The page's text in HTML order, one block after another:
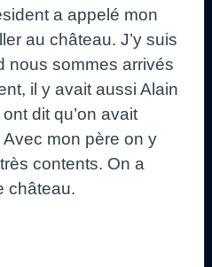
a appelé mon
au château. J’y suis
nous sommes arrivés
il y avait aussi Alain
dit qu’on avait
mon père on y
contents. On a
château.